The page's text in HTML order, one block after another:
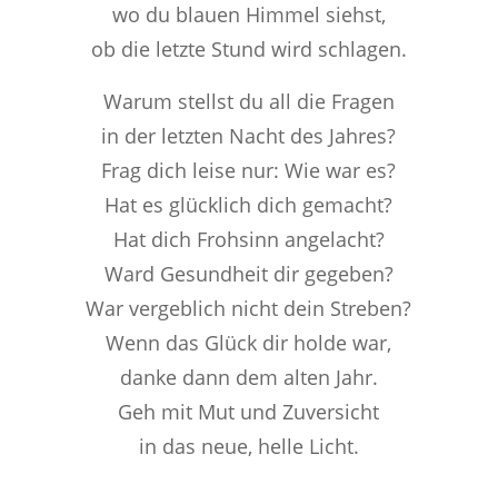
wo du blauen Himmel siehst,
ob die letzte Stund wird schlagen.
Warum stellst du all die Fragen
in der letzten Nacht des Jahres?
Frag dich leise nur: Wie war es?
Hat es glücklich dich gemacht?
Hat dich Frohsinn angelacht?
Ward Gesundheit dir gegeben?
War vergeblich nicht dein Streben?
Wenn das Glück dir holde war,
danke dann dem alten Jahr.
Geh mit Mut und Zuversicht
in das neue, helle Licht.